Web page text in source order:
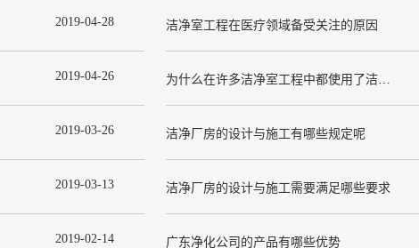
2019-04-28 洁净室工程在医疗领域备受关注的原因
2019-04-26
2019-03-26 洁净厂房的设计与施工有哪些规定呢
2019-03-13 洁净厂房的设计与施工需要满足哪些要求
2019-02-14 广东净化公司的产品有哪些优势